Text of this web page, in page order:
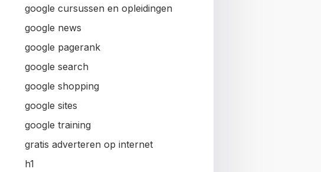
google cursussen en opleidingen
google news
google pagerank
google search
google shopping
google sites
google training
gratis adverteren op internet
h1